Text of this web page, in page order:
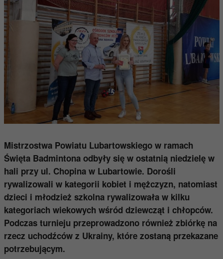
Mistrzostwa Powiatu Lubartowskiego w ramach
Święta Badmintona odbyły się w ostatnią niedzielę w
hali przy ul. Chopina w Lubartowie. Dorośli
rywalizowali w kategorii kobiet i mężczyzn, natomiast
dzieci i młodzież szkolna rywalizowała w kilku
kategoriach wiekowych wśród dziewcząt i chłopców.
Podczas turnieju przeprowadzono również zbiórkę na
rzecz uchodźców z Ukrainy, które zostaną przekazane
potrzebującym.